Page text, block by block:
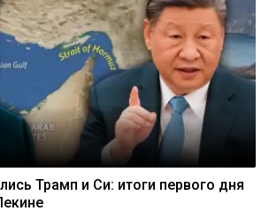
Трамп и Си: итоги первого дня